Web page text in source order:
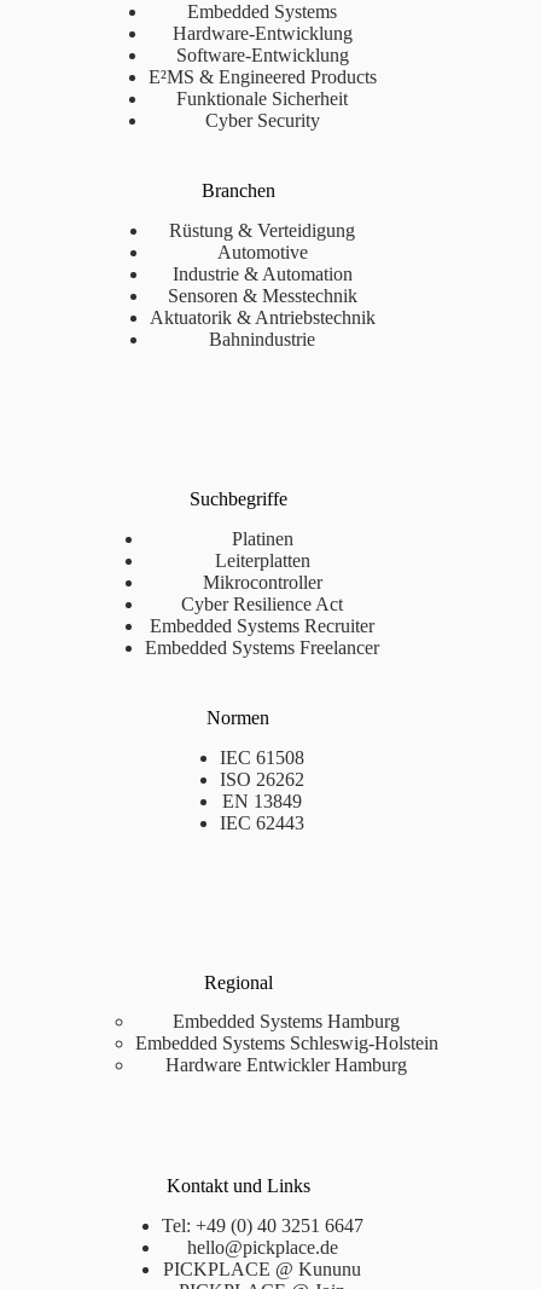
Embedded Systems
Hardware-Entwicklung
Software-Entwicklung
E²MS & Engineered Products
Funktionale Sicherheit
Cyber Security
Branchen
Rüstung & Verteidigung
Automotive
Industrie & Automation
Sensoren & Messtechnik
Aktuatorik & Antriebstechnik
Bahnindustrie
Suchbegriffe
Platinen
Leiterplatten
Mikrocontroller
Cyber Resilience Act
Embedded Systems Recruiter
Embedded Systems Freelancer
Normen
IEC 61508
ISO 26262
EN 13849
IEC 62443
Regional
Embedded Systems Hamburg
Embedded Systems Schleswig-Holstein
Hardware Entwickler Hamburg
Kontakt und Links
Tel: +49 (0) 40 3251 6647
hello@pickplace.de
PICKPLACE @ Kununu